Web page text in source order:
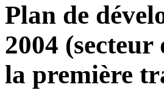
Plan de
2004
la première